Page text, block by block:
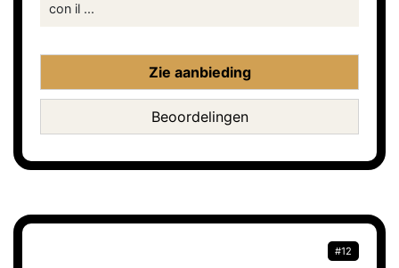
con il ...
Zie aanbieding
Beoordelingen
#12